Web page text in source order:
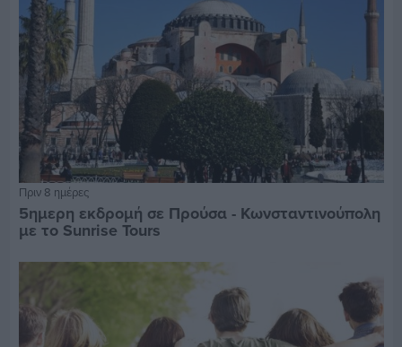
Πριν 8 ημέρες
5ημερη εκδρομή σε Προύσα - Κωνσταντινούπολη
με το Sunrise Tours